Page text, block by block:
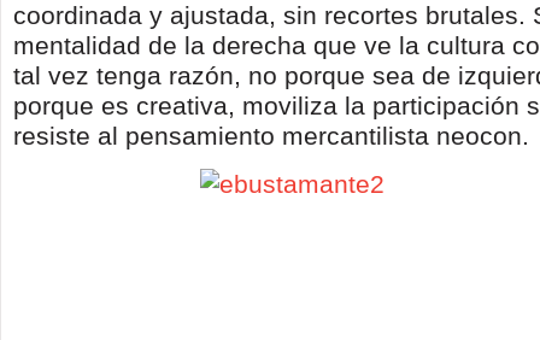
coordinada y ajustada, sin recortes brutales.
mentalidad de la derecha que ve la cultura
tal vez tenga razón, no porque sea de
porque es creativa, moviliza la participación
resiste al pensamiento mercantilista neocon.